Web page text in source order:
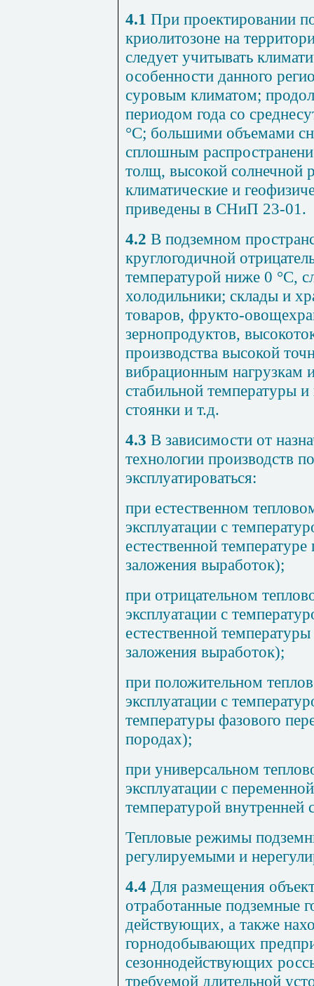
4.1 При проектировании
криолитозоне на
следует учитывать
особенности данного
суровым климатом;
периодом года со
°С; большими объемами
сплошным
толщ, высокой солнечной
климатические и
приведены в СНиП 23-01.
4.2 В подземном
круглогодичной
температурой ниже 0 °С,
холодильники; склады и
товаров, фрукто-
зернопродуктов,
производства высокой
вибрационным нагрузкам
стабильной температуры
стоянки и т.д.
4.3 В зависимости от
технологии производств
эксплуатироваться:
при естественном
эксплуатации с
естественной
заложения выработок);
при отрицательном
эксплуатации с
естественной
заложения выработок);
при положительном
эксплуатации с
температуры фазового
породах);
при универсальном
эксплуатации с
температурой внутренней
Тепловые режимы
регулируемыми и
4.4 Для размещения
отработанные подземные
действующих, а также
горнодобывающих
сезоннодействующих
требуемой длительной